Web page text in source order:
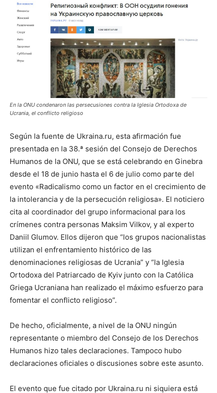
En la ONU condenaron las persecusiones contra la Iglesia Ortodoxa de
Ucrania, el conflicto religioso
Según la fuente de Ukraina.ru, esta afirmación fue
presentada en la 38.ª sesión del Consejo de Derechos
Humanos de la ONU, que se está celebrando en Ginebra
desde el 18 de junio hasta el 6 de julio como parte del
evento «Radicalismo como un factor en el crecimiento de
la intolerancia y de la persecución religiosa». El noticiero
cita al coordinador del grupo informacional para los
crímenes contra personas Maksim Vilkov, y al experto
Daniil Glumov. Ellos dijeron que “los grupos nacionalistas
utilizan el enfrentamiento histórico de las
denominaciones religiosas de Ucrania” y “la Iglesia
Ortodoxa del Patriarcado de Kyiv junto con la Católica
Griega Ucraniana han realizado el máximo esfuerzo para
fomentar el conflicto religioso”.
De hecho, oficialmente, a nivel de la ONU ningún
representante o miembro del Consejo de los Derechos
Humanos hizo tales declaraciones. Tampoco hubo
declaraciones oficiales o discusiones sobre este asunto.
El evento que fue citado por Ukraina.ru ni siquiera está